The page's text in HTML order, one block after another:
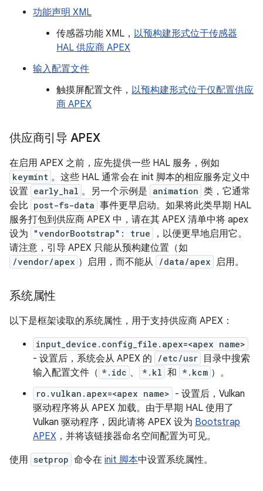
功能声明 XML
传感器功能 XML， 以预构建形式位于传感器
HAL 供应商 APEX
输入配置文件
触摸屏配置文件， 以预构建形式位于仅配置供应
商 APEX
供应商引导 APEX
在启用 APEX 之前，应先提供一些 HAL 服务，例如
keymint 。这些 HAL 通常会在 init 脚本的相应服务定义中
设置 early_hal 。另一个示例是 animation 类，它通常
会比 post-fs-data 事件更早启动。如果将此类早期 HAL
服务打包到供应商 APEX 中，请在其 APEX 清单中将 apex
设为
"vendorBootstrap": true
，以便更早地启用它。
请注意，引导 APEX 只能从预构建位置（如
/vendor/apex ）启用，而不能从 /data/apex 启用。
系统属性
以下是框架读取的系统属性，用于支持供应商 APEX：
input_device.config_file.apex=<apex name>
- 设置后，系统会从 APEX 的 /etc/usr
目录中搜索
输入配置文件（ *.idc 、 *.kl 和 *.kcm ）。
ro.vulkan.apex=<apex name> - 设置后，Vulkan
驱动程序将从 APEX 加载。由于早期 HAL 使用了
Vulkan 驱动程序，因此请将 APEX 设为 Bootstrap
APEX ，并将该链接器命名空间配置为可见。
使用 setprop 命令在 init 脚本中设置系统属性。